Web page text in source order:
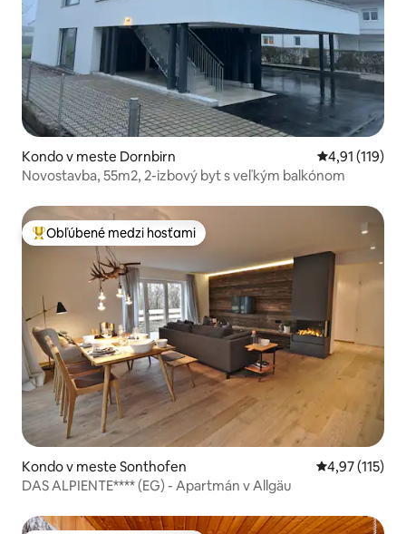
Kondo v meste Dornbirn Priemerné
4,91 (119)
Novostavba, 55m2, 2-izbový byt s veľkým balkónom
Najobľúbenejšie medzi hosťami
Obľúbené medzi hosťami
Kondo v meste Sonthofen Priemerné
4,97 (115)
DAS ALPIENTE**** (EG) - Apartmán v Allgäu